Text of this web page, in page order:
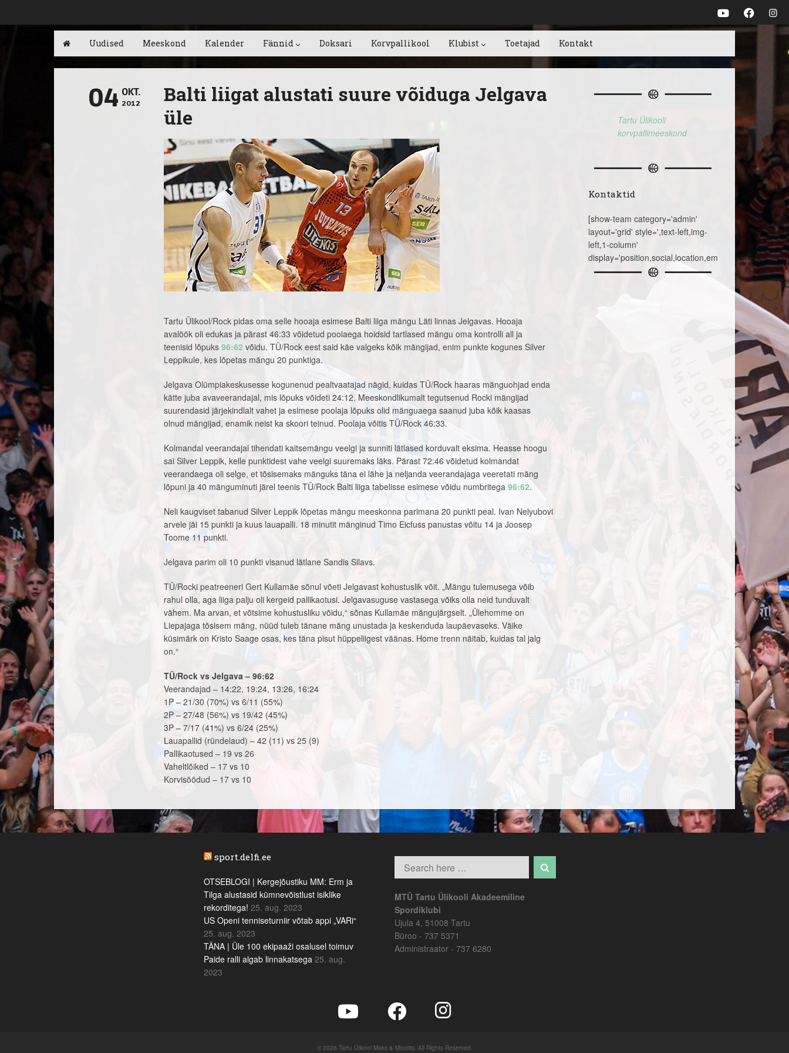
Uudised Meeskond Kalender Fännid Doksari Korvpallikool Klubist Toetajad Kontakt
04 OKT.
2012
Balti liigat alustati suure võiduga Jelgava
üle
Tartu Ülikool/Rock pidas oma selle hooaja esimese Balti liiga mängu Läti linnas Jelgavas. Hooaja
avalöök oli edukas ja pärast 46:33 võidetud poolaega hoidsid tartlased mängu oma kontrolli all ja
teenisid lõpuks 96:62 võidu. TÜ/Rock eest said käe valgeks kõik mängijad, enim punkte kogunes Silver
Leppikule, kes lõpetas mängu 20 punktiga.
Jelgava Olümpiakeskusesse kogunenud pealtvaatajad nägid, kuidas TÜ/Rock haaras mänguohjad enda
kätte juba avaveerandajal, mis lõpuks võideti 24:12. Meeskondlikumalt tegutsenud Rocki mängijad
suurendasid järjekindlalt vahet ja esimese poolaja lõpuks olid mänguaega saanud juba kõik kaasas
olnud mängijad, enamik neist ka skoori teinud. Poolaja võitis TÜ/Rock 46:33.
Kolmandal veerandajal tihendati kaitsemängu veelgi ja sunniti lätlased korduvalt eksima. Heasse hoogu
sai Silver Leppik, kelle punktidest vahe veelgi suuremaks läks. Pärast 72:46 võidetud kolmandat
veerandaega oli selge, et tõsisemaks mänguks täna ei lähe ja neljanda veerandajaga veeretati mäng
lõpuni ja 40 mänguminuti järel teenis TÜ/Rock Balti liiga tabelisse esimese võidu numbritega 96:62.
Neli kaugviset tabanud Silver Leppik lõpetas mängu meeskonna parimana 20 punkti peal. Ivan Nelyubovi
arvele jäi 15 punkti ja kuus lauapalli. 18 minutit mänginud Timo Eicfuss panustas võitu 14 ja Joosep
Toome 11 punkti.
Jelgava parim oli 10 punkti visanud lätlane Sandis Silavs.
TÜ/Rocki peatreeneri Gert Kullamäe sõnul võeti Jelgavast kohustuslik võit. „Mängu tulemusega võib
rahul olla, aga liiga palju oli kergeid pallikaotusi. Jelgavasuguse vastasega võiks olla neid tunduvalt
vähem. Ma arvan, et võtsime kohustusliku võidu,“ sõnas Kullamäe mängujärgselt. „Ülehomme on
Liepajaga tõsisem mäng, nüüd tuleb tänane mäng unustada ja keskenduda laupäevaseks. Väike
küsimärk on Kristo Saage osas, kes täna pisut hüppeliigest väänas. Home trenn näitab, kuidas tal jalg
on.“
TÜ/Rock vs Jelgava – 96:62
Veerandajad – 14:22, 19:24, 13:26, 16:24
1P – 21/30 (70%) vs 6/11 (55%)
2P – 27/48 (56%) vs 19/42 (45%)
3P – 7/17 (41%) vs 6/24 (25%)
Lauapallid (ründelaud) – 42 (11) vs 25 (9)
Pallikaotused – 19 vs 26
Vaheltlõiked – 17 vs 10
Korvisöödud – 17 vs 10
Tartu Ülikooli
korvpallimeeskond
Kontaktid
[show-team category='admin'
layout='grid' style=',text-left,img-
left,1-column'
sport.delfi.ee
OTSEBLOGI | Kergejõustiku MM: Erm ja
Tilga alustasid kümnevõistlust isiklike
rekorditega! 25. aug. 2023
US Openi tenniseturniir võtab appi „VARi“
25. aug. 2023
TÄNA | Üle 100 ekipaaži osalusel toimuv
Paide ralli algab linnakatsega 25. aug.
2023
MTÜ Tartu Ülikooli Akadeemiline
Spordiklubi
Ujula 4, 51008 Tartu
Büroo - 737 5371
Administraator - 737 6280
© 2026 Tartu Ülikool Maks & Moorits. All Rights Reserved.